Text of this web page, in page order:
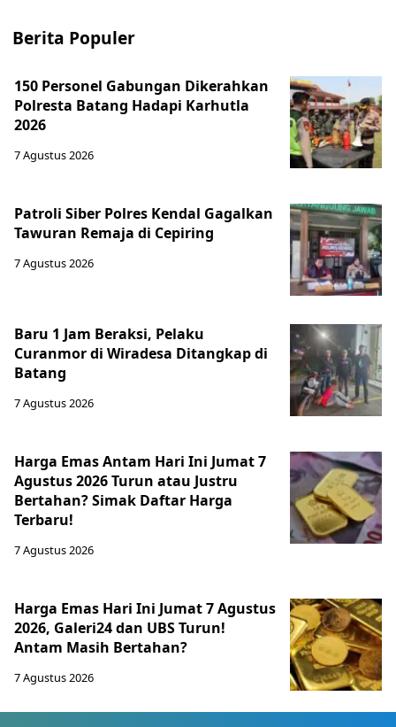
Berita Populer
150 Personel Gabungan Dikerahkan
Polresta Batang Hadapi Karhutla
2026
7 Agustus 2026
Patroli Siber Polres Kendal Gagalkan
Tawuran Remaja di Cepiring
7 Agustus 2026
Baru 1 Jam Beraksi, Pelaku
Curanmor di Wiradesa Ditangkap di
Batang
7 Agustus 2026
Harga Emas Antam Hari Ini Jumat 7
Agustus 2026 Turun atau Justru
Bertahan? Simak Daftar Harga
Terbaru!
7 Agustus 2026
Harga Emas Hari Ini Jumat 7 Agustus
2026, Galeri24 dan UBS Turun!
Antam Masih Bertahan?
7 Agustus 2026